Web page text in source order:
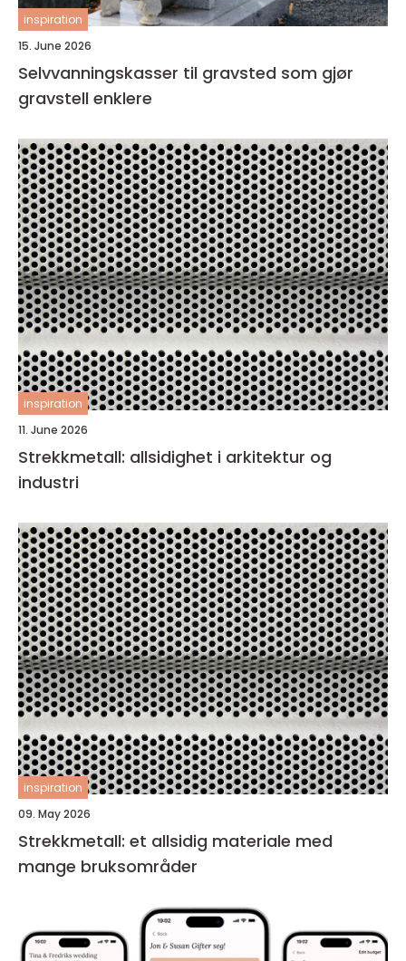
inspiration
15. June 2026
Selvvanningskasser til gravsted som gjør
gravstell enklere
inspiration
11. June 2026
Strekkmetall: allsidighet i arkitektur og
industri
inspiration
09. May 2026
Strekkmetall: et allsidig materiale med
mange bruksområder